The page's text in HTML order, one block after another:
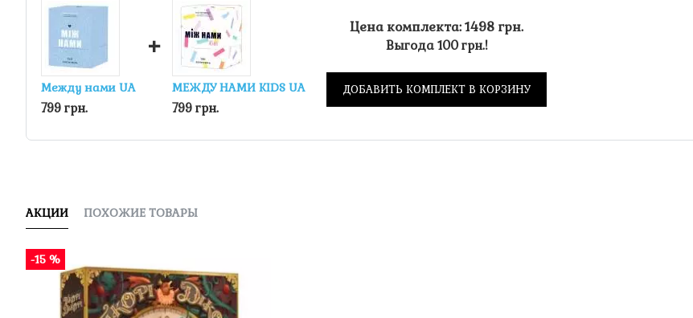
Между нами UA
799 грн.
+
МЕЖДУ НАМИ KIDS UA
799 грн.
Цена комплекта: 1498 грн.
Выгода 100 грн.!
ДОБАВИТЬ КОМПЛЕКТ В КОРЗИНУ
АКЦИИ ПОХОЖИЕ ТОВАРЫ
-15 %